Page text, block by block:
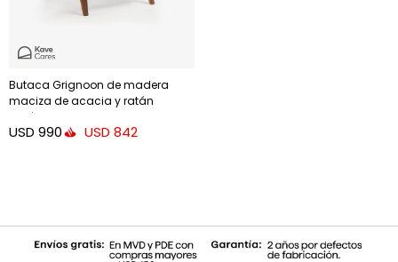
Butaca Grignoon de madera
maciza de acacia y ratán
sintético trenzado
USD 990 USD 842